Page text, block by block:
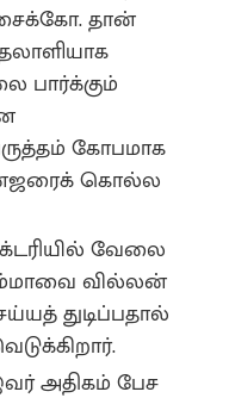
தான்
பார்க்கும்
கோபமாக
கொல்ல
வேலை
வில்லன்
துடிப்பதால்
அதிகம் பேச